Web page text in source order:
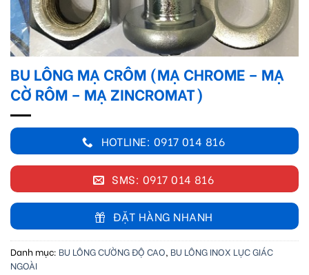
BU LÔNG MẠ CRÔM (MẠ CHROME – MẠ
CỜ RÔM – MẠ ZINCROMAT)
HOTLINE: 0917 014 816
SMS: 0917 014 816
ĐẶT HÀNG NHANH
Danh mục: BU LÔNG CƯỜNG ĐỘ CAO BU LÔNG INOX LỤC GIÁC
NGOÀI